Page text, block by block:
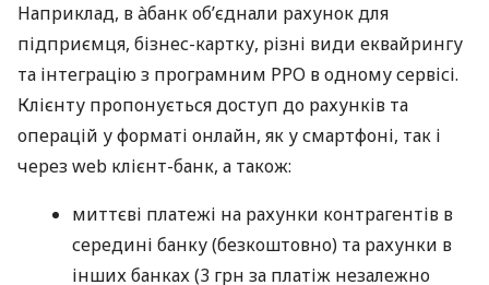
Наприклад, в àбанк об’єднали рахунок для
підприємця, бізнес-картку, різні види еквайрингу
та інтеграцію з програмним РРО в одному сервісі.
Клієнту пропонується доступ до рахунків та
операцій у форматі онлайн, як у смартфоні, так і
через web клієнт-банк, а також:
миттєві платежі на рахунки контрагентів в
середині банку (безкоштовно) та рахунки в
інших банках (3 грн за платіж незалежно